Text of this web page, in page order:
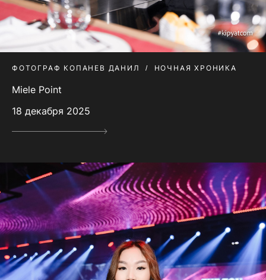
ФОТОГРАФ КОПАНЕВ ДАНИЛ НОЧНАЯ ХРОНИКА
Miele Point
18 декабря 2025